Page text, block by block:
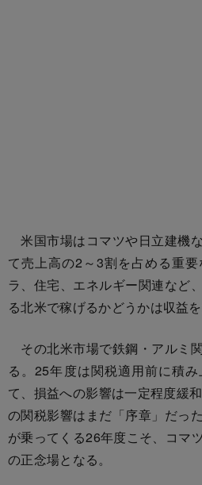
米国市場はコマツや日立建機
て売上高の2～3割を占める重
ラ、住宅、エネルギー関連など
る北米で稼げるかどうかは収益を
その北米市場で鉄鋼・アルミ
る。25年度は関税適用前に積
て、損益への影響は一定程度緩
の関税影響はまだ「序章」だっ
が乗ってくる26年度こそ、コマ
の正念場となる。